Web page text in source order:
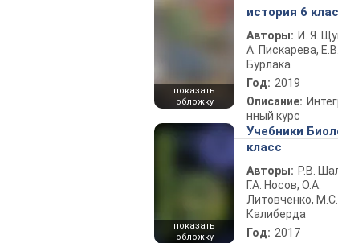
показать
обложку
история 6
Авторы: И. Я.
А. Пискарева, Е.В.
Бурлака
Год: 2019
Описание:
нный курс
показать
обложку
Учебники
класс
Авторы: Р.В.
Г.А. Носов, О.А.
Литовченко, М.С.
Калиберда
Год: 2017